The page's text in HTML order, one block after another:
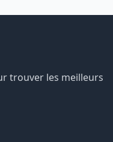
trouver les meilleurs